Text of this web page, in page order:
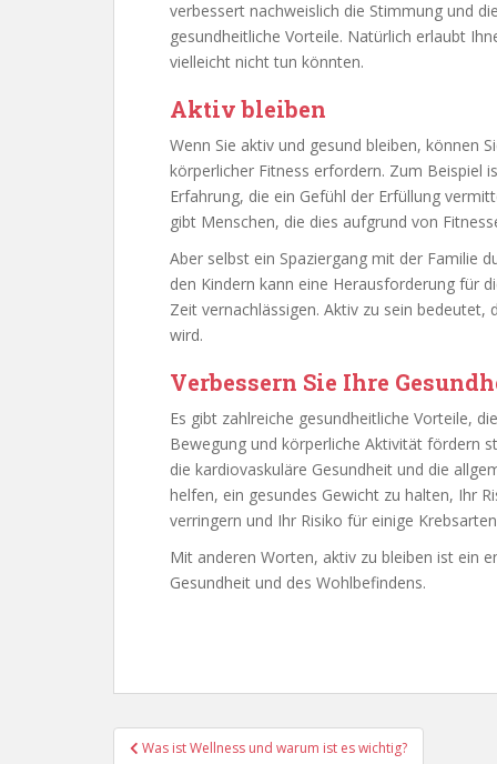
verbessert nachweislich die Stimmung und
gesundheitliche Vorteile. Natürlich erlaubt
vielleicht nicht tun könnten.
Aktiv bleiben
Wenn Sie aktiv und gesund bleiben, können
körperlicher Fitness erfordern. Zum Beispiel
Erfahrung, die ein Gefühl der Erfüllung
gibt Menschen, die dies aufgrund von
Aber selbst ein Spaziergang mit der Familie
den Kindern kann eine Herausforderung für
Zeit vernachlässigen. Aktiv zu sein
wird.
Verbessern Sie Ihre
Es gibt zahlreiche gesundheitliche Vorteile,
Bewegung und körperliche Aktivität fördern
die kardiovaskuläre Gesundheit und die
helfen, ein gesundes Gewicht zu halten, Ihr
verringern und Ihr Risiko für einige
Mit anderen Worten, aktiv zu bleiben ist ein
Gesundheit und des Wohlbefindens.
Beitragsnavigation
Was ist Wellness und warum ist es wichtig?